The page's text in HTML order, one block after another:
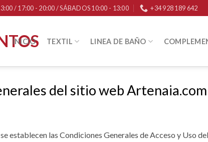
/ 17:00 - 20:00 / SÁBADOS 10:00 - 13:00 +34 928 189 642
INICIO TEXTIL LINEA DE BAÑO
del sitio web
establecen las Condiciones Generales de Acceso y Uso